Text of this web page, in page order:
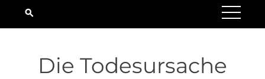
Die Todesursache